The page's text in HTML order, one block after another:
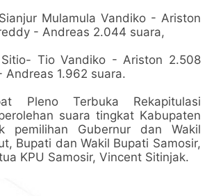
Mulamula Vandiko - Ariston
- Andreas 2.044 suara,
Tio Vandiko - Ariston 2.508
Andreas 1.962 suara.
Pleno Terbuka Rekapitulasi
suara tingkat Kabupaten
pemilihan Gubernur dan Wakil
Bupati dan Wakil Bupati Samosir,
KPU Samosir, Vincent Sitinjak.